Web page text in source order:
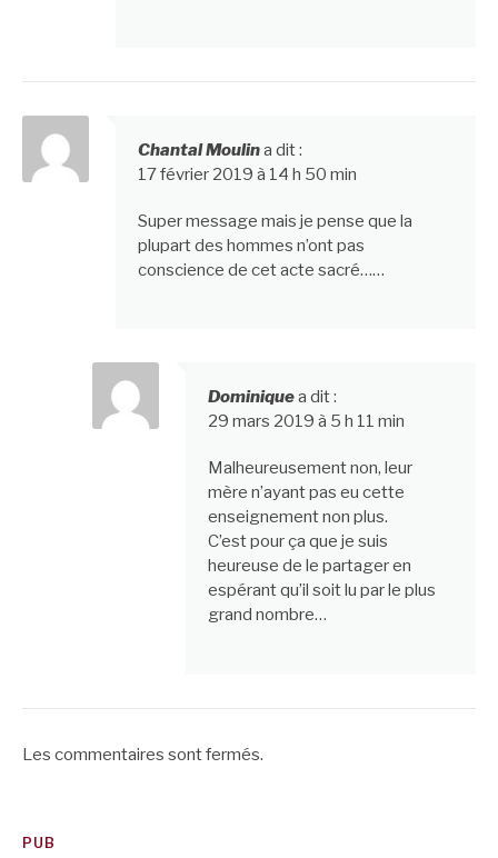
Chantal Moulina dit :
17 février 2019 à 14 h 50 min
Super message mais je pense que la
plupart des hommes n’ont pas
conscience de cet acte sacré……
Dominiquea dit :
29 mars 2019 à 5 h 11 min
Malheureusement non, leur
mère n’ayant pas eu cette
enseignement non plus.
C’est pour ça que je suis
heureuse de le partager en
espérant qu’il soit lu par le plus
grand nombre…
Les commentaires sont fermés.
PUB